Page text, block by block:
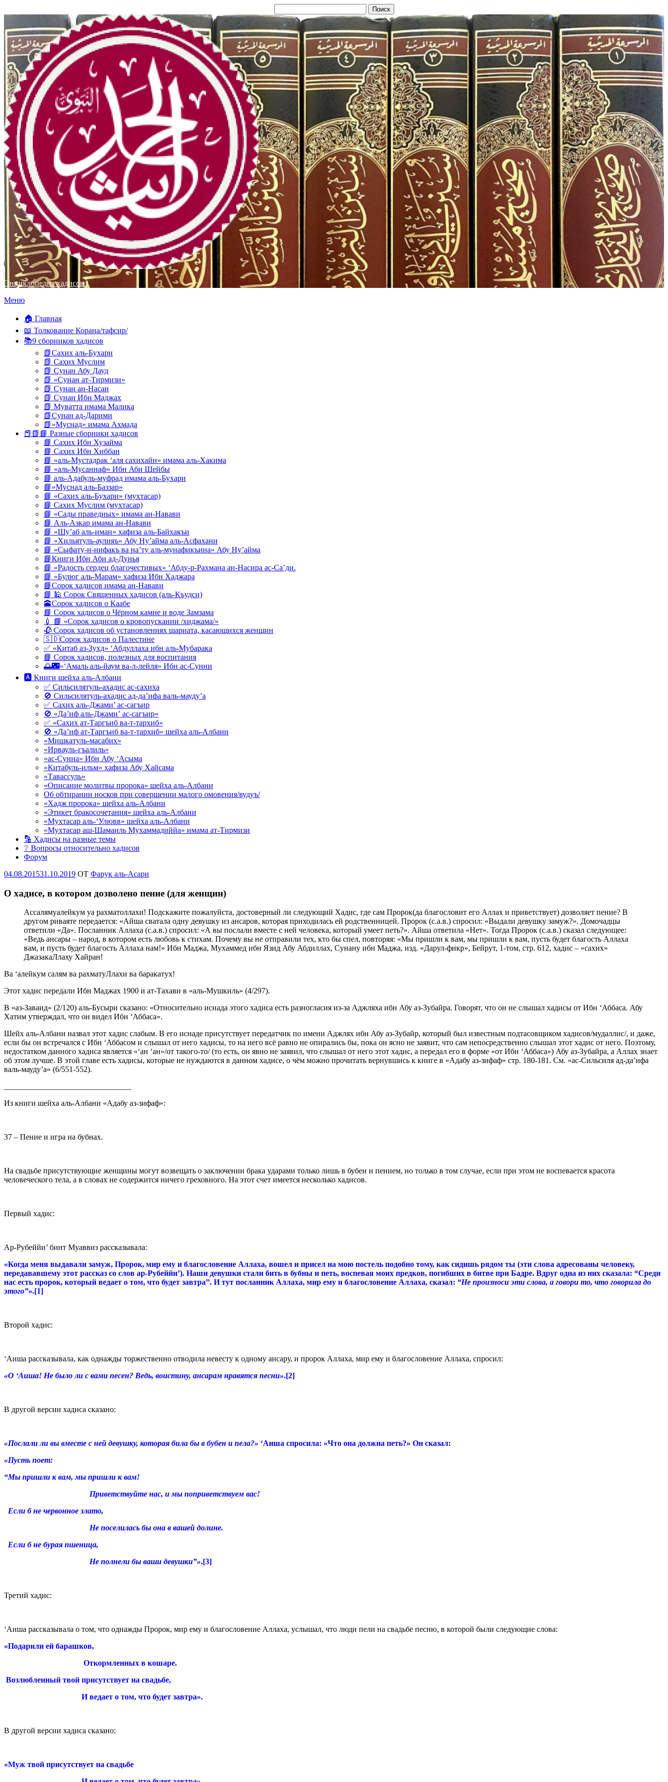
Энциклопедия хадисов
Перейти
содержимому
Меню
🏠 Главная
📖 Толкование Корана/тафсир/
📚9 сборников хадисов
📗Сахих аль-Бухари
📗 Сахих Муслим
📗 Сунан Абу Дауд
📗 «Сунан ат-Тирмизи»
📗 Сунан ан-Насаи
📗 Сунан Ибн Маджах
📗 Муватта имама Малика
📗Сунан ад-Дарими
📗»Муснад» имама Ахмада
📕📗📘 Разные сборники хадисов
📘 Сахих Ибн Хузайма
📘 Сахих Ибн Хиббан
📘 «аль-Мустадрак ‘аля сахихайн» имама аль-Хакима
📘 «аль-Мусаннаф» Ибн Аби Шейбы
📘 аль-Адабуль-муфрад имама аль-Бухари
📘»Муснад аль-Баззар»
📘 «Сахих аль-Бухари» (мухтасар)
📘 Сахих Муслим (мухтасар)
📘 «Сады праведных» имама ан-Навави
📘 Аль-Азкар имама ан-Навави
📘 «Шу’аб аль-иман» хафиза аль-Байхакъи
📘 «Хильятуль-аулияъ» Абу Ну’айма аль-Асфахани
📘 «Сыфату-н-нифакъ ва на’ту аль-мунафикъина» Абу Ну’айма
📘Книги Ибн Аби ад-Дунья
📘 «Радость сердец благочестивых» ‘Абду-р-Рахмана ан-Насира ас-Са’ди.
📘 «Булюг аль-Марам» хафиза Ибн Хаджара
📘Сорок хадисов имама ан-Навави
📘 🕌 Сорок Священных хадисов (аль-Къудси)
🕋Сорок хадисов о Каабе
📘 Сорок хадисов о Чёрном камне и воде Замзама
💉 📘 «Сорок хадисов о кровопускании /хиджама/»
🥀 Сорок хадисов об установлениях шариата, касающихся женщин
🇸🇩Сорок хадисов о Палестине
✅ «Китаб аз-Зухд» ‘Абдуллаха ибн аль-Мубарака
📘 Сорок хадисов, полезных для воспитания
🌅🌃«‘Амаль аль-йаум ва-л-лейля» Ибн ас-Сунни
🅰 Книги шейха аль-Албани
✅ Сильсилятуль-ахадис ас-сахиха
🚫 Сильсилятуль-ахадис ад-да’ифа валь-мауду’а
✅ Сахих аль-Джами’ ас-сагъир
🚫 «Да’иф аль-Джами’ ас-сагъир»
✅ «Сахих ат-Таргъиб ва-т-тархиб»
🚫 «Да’иф ат-Таргъиб ва-т-тархиб» шейха аль-Албани
«Мишкатуль-масабих»
«Ирвауль-гъалиль»
«ас-Сунна» Ибн Абу ‘Асыма
«Китабуль-ильм» хафиза Абу Хайсама
«Тавассуль»
«Описание молитвы пророка» шейха аль-Албани
Об обтирании носков при совершении малого омовения/вудуъ/
«Хадж пророка» шейха аль-Албани
«Этикет бракосочетания» шейха аль-Албани
«Мухтасар аль-‘Улювв» шейха аль-Албани
«Мухтасар аш-Шамаиль Мухаммадиййа» имама ат-Тирмизи
🔡 Хадисы на разные темы
❔ Вопросы относительно хадисов
Форум
Опубликовано
04.08.201531.10.2019 OT Фарук аль-Асари
О хадисе, в котором дозволено пение (для женщин)
Ассалямуалейкум уа рахматоллахи! Подскажите пожалуйста, достоверный ли следующий Хадис, где сам Пророк(да благословит его Аллах и приветствует) дозволяет пение? В
другом риваяте передается: «Айша сватала одну девушку из ансаров, которая приходилась ей родственницей. Пророк (с.а.в.) спросил: «Выдали девушку замуж?». Домочадцы
ответили «Да». Посланник Аллаха (с.а.в.) спросил: «А вы послали вместе с ней человека, который умеет петь?». Айша ответила «Нет». Тогда Пророк (с.а.в.) сказал следующее:
«Ведь ансары – народ, в котором есть любовь к стихам. Почему вы не отправили тех, кто бы спел, повторяя: «Мы пришли к вам, мы пришли к вам, пусть будет благость Аллаха
вам, и пусть будет благость Аллаха нам!» Ибн Маджа, Мухаммед ибн Язид Абу Абдиллах, Сунану ибн Маджа, изд. «Дарул-фикр», Бейрут, 1-том, стр. 612, хадис – «сахих»
ДжазакаЛлаху Хайран!
Ва ‘алейкум салям ва рахматуЛлахи ва баракатух!
Этот хадис передали Ибн Маджах 1900 и ат-Тахави в «аль-Мушкиль» (4/297).
В «аз-Заваид» (2/120) аль-Бусыри сказано: «Относительно иснада этого хадиса есть разногласия из-за Аджляха ибн Абу аз-Зубайра. Говорят, что он не слышал хадисы от Ибн ‘Аббаса. Абу
Хатим утверждал, что он видел Ибн ‘Аббаса».
Шейх аль-Албани назвал этот хадис слабым. В его иснаде присутствует передатчик по имени Аджлях ибн Абу аз-Зубайр, который был известным подтасовщиком хадисов/мудаллис/, и даже,
если бы он встречался с Ибн ‘Аббасом и слышал от него хадисы, то на него всё равно не опирались бы, пока он ясно не заявит, что сам непосредственно слышал этот хадис от него. Поэтому,
недостатком данного хадиса является «‘ан ‘ан»/от такого-то/ (то есть, он явно не заявил, что слышал от него этот хадис, а передал его в форме «от Ибн ‘Аббаса») Абу аз-Зубайра, а Аллах знает
об этом лучше. В этой главе есть хадисы, которые не нуждаются в данном хадисе, о чём можно прочитать вернувшись к книге в «Адабу аз-зифаф» стр. 180-181. См. «ас-Сильсиля ад-да’ифа
валь-мауду’а» (6/551-552).
Из книги шейха аль-Албани «Адабу аз-зифаф»:
37 – Пение и игра на бубнах.
На свадьбе присутствующие женщины могут возвещать о заключении брака ударами только лишь в бубен и пением, но только в том случае, если при этом не воспевается красота
человеческого тела, а в словах не содержится ничего греховного. На этот счет имеется несколько хадисов.
Первый хадис:
Ар-Рубеййи’ бинт Муаввиз рассказывала:
«Когда меня выдавали замуж, Пророк, мир ему и благословение Аллаха, вошел и присел на мою постель подобно тому, как сидишь рядом ты (эти слова адресованы человеку,
передававшему этот рассказ со слов ар-Рубеййи’). Наши девушки стали бить в бубны и петь, воспевая моих предков, погибших в битве при Бадре. Вдруг одна из них сказала: “Среди
нас есть пророк, который ведает о том, что будет завтра”. И тут посланник Аллаха, мир ему и благословение Аллаха, сказал: “Не произноси эти слова, а говори то, что говорила до
этого”».[1]
Второй хадис:
‘Аиша рассказывала, как однажды торжественно отводила невесту к одному ансару, и пророк Аллаха, мир ему и благословение Аллаха, спросил:
«О ‘Аиша! Не было ли с вами песен? Ведь, воистину, ансарам нравятся песни».[2]
В другой версии хадиса сказано:
«Послали ли вы вместе с ней девушку, которая била бы в бубен и пела?» ‘Аиша спросила: «Что она должна петь?» Он сказал:
«Пусть поет:
“Мы пришли к вам, мы пришли к вам!
Приветствуйте нас, и мы поприветствуем вас!
Если б не червонное злато,
Не поселилась бы она в вашей долине.
Если б не бурая пшеница,
Не полнели бы ваши девушки”».[3]
Третий хадис:
‘Аиша рассказывала о том, что однажды Пророк, мир ему и благословение Аллаха, услышал, что люди пели на свадьбе песню, в которой были следующие слова:
«Подарили ей барашков,
Откормленных в кошаре.
Возлюбленный твой присутствует на свадьбе,
И ведает о том, что будет завтра».
В другой версии хадиса сказано:
«Муж твой присутствует на свадьбе